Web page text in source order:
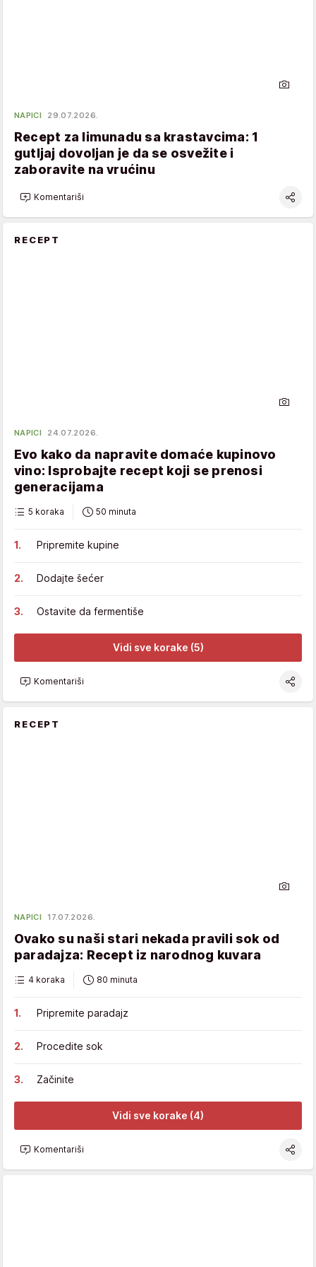
NAPICI 29.07.2026.
Recept za limunadu sa krastavcima: 1
gutljaj dovoljan je da se osvežite i
zaboravite na vrućinu
Komentariši
RECEPT
NAPICI 24.07.2026.
Evo kako da napravite domaće kupinovo
vino: Isprobajte recept koji se prenosi
generacijama
5 koraka 50 minuta
Pripremite kupine
Dodajte šećer
Ostavite da fermentiše
Vidi sve korake (5)
Komentariši
RECEPT
NAPICI 17.07.2026.
Ovako su naši stari nekada pravili sok od
paradajza: Recept iz narodnog kuvara
4 koraka 80 minuta
Pripremite paradajz
Procedite sok
Začinite
Vidi sve korake (4)
Komentariši